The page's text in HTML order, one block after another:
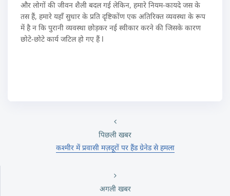
और लोगों की जीवन शैली बदल गई लेकिन, हमारे नियम-कायदे जस के
तस हैं, हमारे यहाँ सुधार के प्रति दृष्टिकोंण एक अतिरिक्त व्यवस्था के रूप
में है न कि पुरानी व्यवस्था छोड़कर नई स्वीकार करने की जिसके कारण
छोटे-छोटे कार्य जटिल हो गए हैं l
पिछली खबर
कश्मीर में प्रवासी मज़दूरों पर हैंड ग्रेनेड से हमला
अगली खबर